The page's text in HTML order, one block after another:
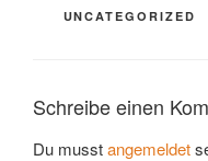
UNCATEGORIZED
Schreibe einen
Du musstangemeldet